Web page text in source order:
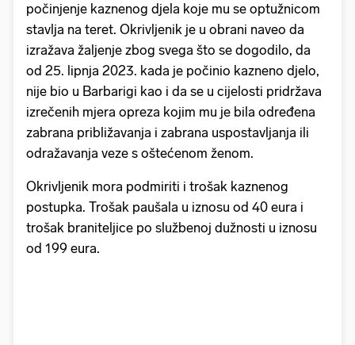
počinjenje kaznenog djela koje mu se optužnicom
stavlja na teret. Okrivljenik je u obrani naveo da
izražava žaljenje zbog svega što se dogodilo, da
od 25. lipnja 2023. kada je počinio kazneno djelo,
nije bio u Barbarigi kao i da se u cijelosti pridržava
izrečenih mjera opreza kojim mu je bila određena
zabrana približavanja i zabrana uspostavljanja ili
odražavanja veze s oštećenom ženom.
Okrivljenik mora podmiriti i trošak kaznenog
postupka. Trošak paušala u iznosu od 40 eura i
trošak braniteljice po službenoj dužnosti u iznosu
od 199 eura.